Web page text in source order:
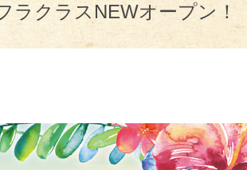
ラクラスNEWオープン！